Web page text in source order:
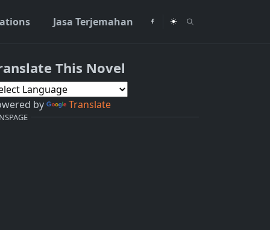
Jasa Terjemahan
This Novel
by Translate